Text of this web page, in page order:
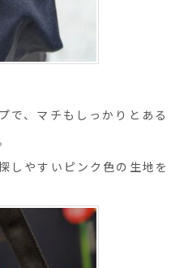
で、マチもしっかりとある
しやすいピンク色の生地を